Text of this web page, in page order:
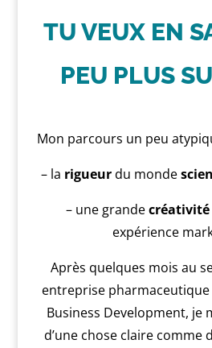
TU VEUX EN
PEU PLUS
Mon parcours un peu
– la rigueurdu monde
– une grandecréativité
expérience
Après quelques mois au
entreprise
Business Development, je
d’une chose claire comme